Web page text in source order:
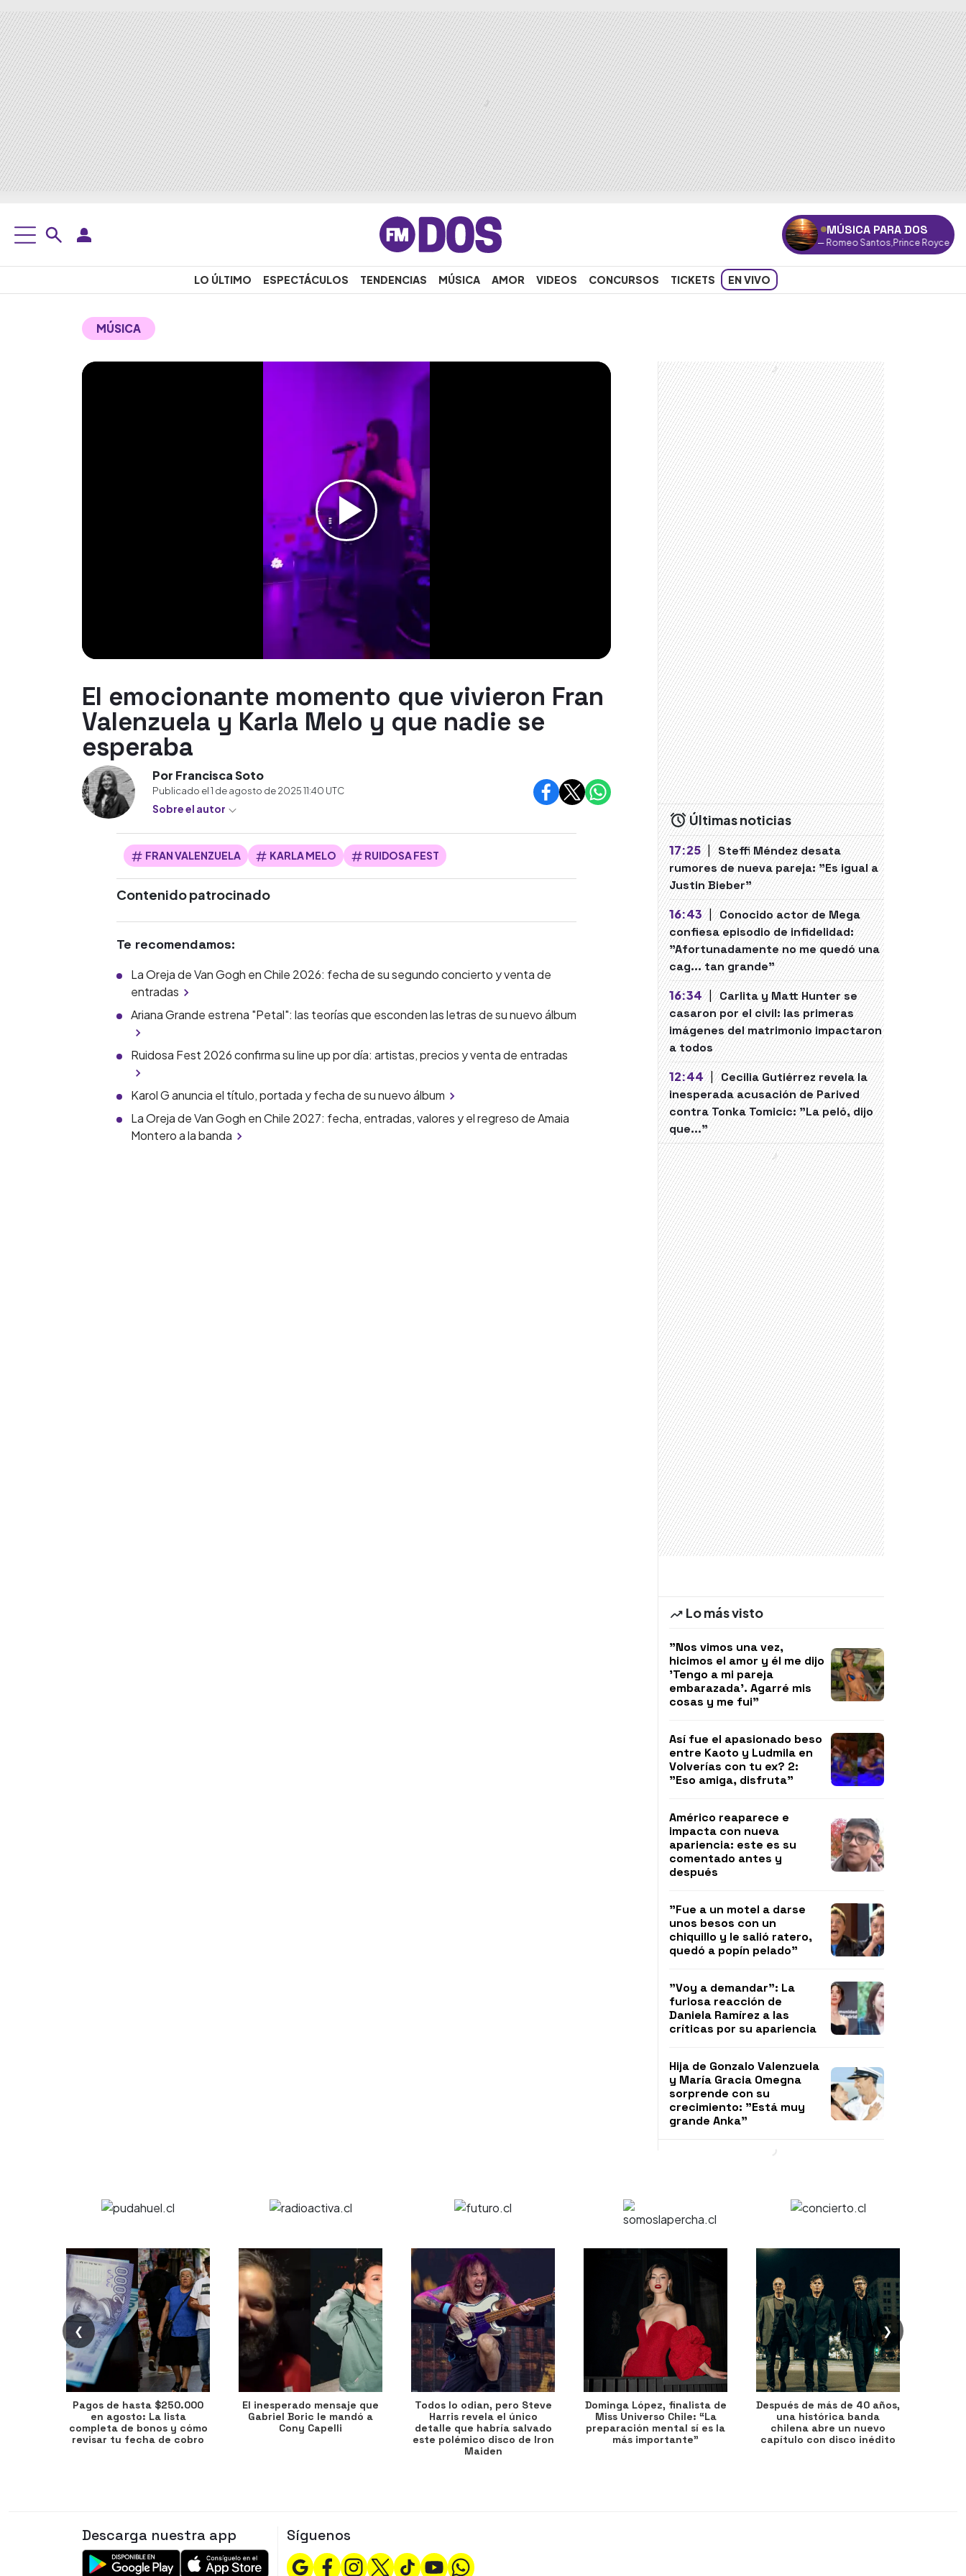
MÚSICA PARA DOS
"Dardos"— Romeo Santos,Prince Royce
LO ÚLTIMO ESPECTÁCULOS TENDENCIAS MÚSICA AMOR VIDEOS CONCURSOS TICKETS EN VIVO
MÚSICA
El emocionante momento que vivieron Fran
Valenzuela y Karla Melo y que nadie se
esperaba
Por Francisca Soto
Publicado el1 de agosto de 2025 11:40 UTC
Sobre el autor
FRAN VALENZUELA KARLA MELO RUIDOSA FEST
Contenido patrocinado
Te recomendamos:
La Oreja de Van Gogh en Chile 2026: fecha de su segundo concierto y venta de
entradas
Ariana Grande estrena "Petal": las teorías que esconden las letras de su nuevo álbum
Ruidosa Fest 2026 confirma su line up por día: artistas, precios y venta de entradas
Karol G anuncia el título, portada y fecha de su nuevo álbum
La Oreja de Van Gogh en Chile 2027: fecha, entradas, valores y el regreso de Amaia
Montero a la banda
Últimas noticias
17:25 | Steffi Méndez desata
rumores de nueva pareja: "Es igual a
Justin Bieber"
16:43 | Conocido actor de Mega
confiesa episodio de infidelidad:
"Afortunadamente no me quedó una
cag... tan grande"
16:34 | Carlita y Matt Hunter se
casaron por el civil: las primeras
imágenes del matrimonio impactaron
a todos
12:44 | Cecilia Gutiérrez revela la
inesperada acusación de Parived
contra Tonka Tomicic: "La peló, dijo
que..."
Lo más visto
"Nos vimos una vez,
hicimos el amor y él me dijo
'Tengo a mi pareja
embarazada'. Agarré mis
cosas y me fui"
Así fue el apasionado beso
entre Kaoto y Ludmila en
Volverías con tu ex? 2:
"Eso amiga, disfruta"
Américo reaparece e
impacta con nueva
apariencia: este es su
comentado antes y
después
"Fue a un motel a darse
unos besos con un
chiquillo y le salió ratero,
quedó a popín pelado"
"Voy a demandar": La
furiosa reacción de
Daniela Ramírez a las
críticas por su apariencia
Hija de Gonzalo Valenzuela
y María Gracia Omegna
sorprende con su
crecimiento: "Está muy
grande Anka"
❮ ❯
Pagos de hasta $250.000
en agosto: La lista
completa de bonos y cómo
revisar tu fecha de cobro
El inesperado mensaje que
Gabriel Boric le mandó a
Cony Capelli
Todos lo odian, pero Steve
Harris revela el único
detalle que habría salvado
este polémico disco de Iron
Maiden
Dominga López, finalista de
Miss Universo Chile: “La
preparación mental sí es la
más importante”
Después de más de 40 años,
una histórica banda
chilena abre un nuevo
capítulo con disco inédito
Descarga nuestra app Síguenos